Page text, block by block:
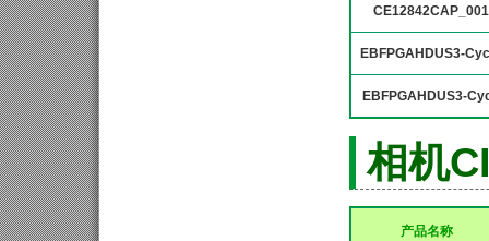
CE12842CAP_001
EBFPGAHDUS3-
EBFPGAHDUS3-
相机
产品名称